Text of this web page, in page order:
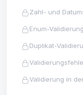
Zahl- und
Enum-Validierung
Duplikat-
Validierung in